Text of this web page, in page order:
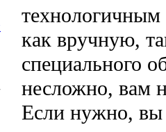
технологичным
как вручную,
специального
несложно, вам
Если нужно, вы